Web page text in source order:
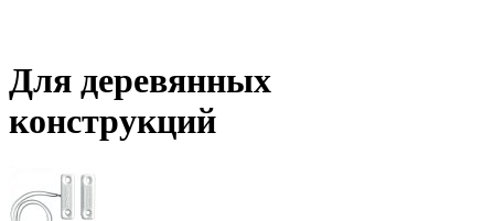
Для деревянных
конструкций